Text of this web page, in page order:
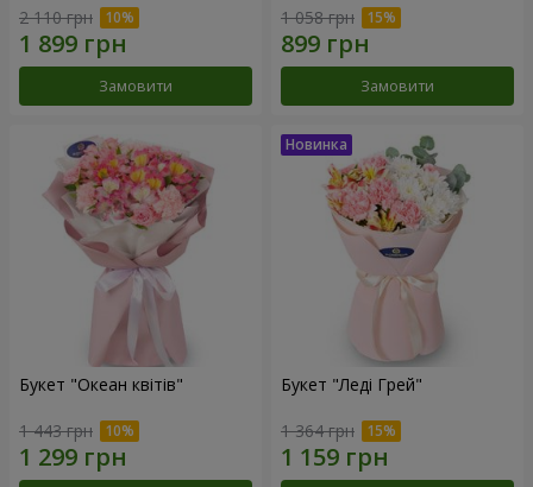
2 110 грн
Замовити
1 058 грн
Замовити
Букет "Океан квітів"
1 443 грн
Букет "Леді Грей"
1 364 грн